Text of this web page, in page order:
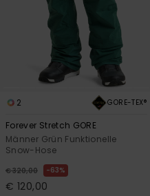
2 GORE-TEX®
Forever Stretch GORE
Männer Grün Funktionelle
Snow-Hose
€ 320,00 63%
€ 120,00